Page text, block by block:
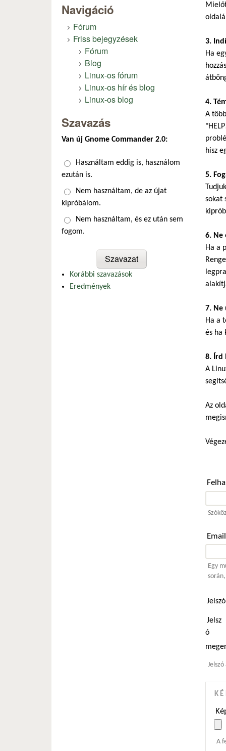
3.
Ha
4.
A
hisz
5.
sokat
6. Ne
Ha a
7. Ne
Ha a
és ha
8. Írd
A
Az
Egy
Jelszó
Jelsz
ó
A
Navigáció
Fórum
Friss bejegyzések
Fórum
Blog
Linux-os fórum
Linux-os hír és blog
Linux-os blog
Szavazás
Van új Gnome Commander 2.0:
Választások
Használtam eddig is, használom
ezután is.
Nem használtam, de az újat
kipróbálom.
Nem használtam, és ez után sem
fogom.
Korábbi szavazások
Eredmények